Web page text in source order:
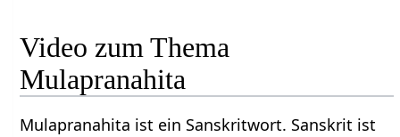
Video zum Thema
Mulapranahita
Mulapranahita ist ein Sanskritwort. Sanskrit ist